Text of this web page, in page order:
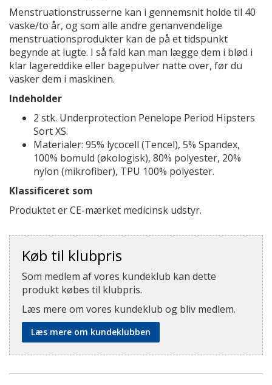
Menstruationstrusserne kan i gennemsnit holde til 40
vaske/to år, og som alle andre genanvendelige
menstruationsprodukter kan de på et tidspunkt
begynde at lugte. I så fald kan man lægge dem i blød i
klar lagereddike eller bagepulver natte over, før du
vasker dem i maskinen.
Indeholder
2 stk. Underprotection Penelope Period Hipsters
Sort XS.
Materialer: 95% lycocell (Tencel), 5% Spandex,
100% bomuld (økologisk), 80% polyester, 20%
nylon (mikrofiber), TPU 100% polyester.
Klassificeret som
Produktet er CE-mærket medicinsk udstyr.
Køb til klubpris
Som medlem af vores kundeklub kan dette
produkt købes til klubpris.
Læs mere om vores kundeklub og bliv medlem.
Læs mere om kundeklubben